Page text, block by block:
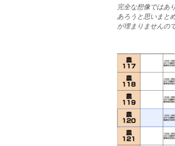
完全な想像ではあ
あろうと思いまと
が埋まりませんので